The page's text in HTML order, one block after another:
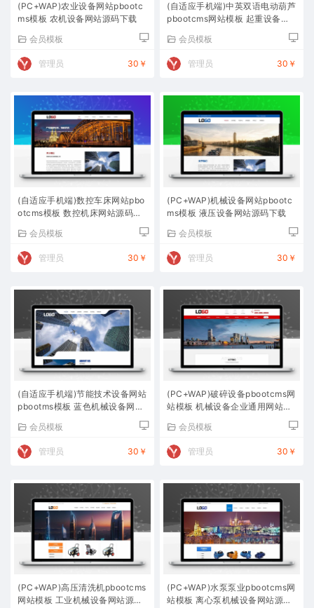
(PC+WAP)农业设备网站pbootc
ms模板 农机设备网站源码下载
会员模板
管理员 30￥
(自适应手机端)中英双语电动葫芦
pbootcms网站模板 起重设备网
会员模板
管理员 30￥
(自适应手机端)数控车床网站pbo
otcms模板 数控机床网站源码下
会员模板
管理员 30￥
(PC+WAP)机械设备网站pbootc
ms模板 液压设备网站源码下载
会员模板
管理员 30￥
(自适应手机端)节能技术设备网站
pbootms模板 蓝色机械设备网站
会员模板
管理员 30￥
(PC+WAP)破碎设备pbootcms网
站模板 机械设备企业通用网站源
会员模板
管理员 30￥
(PC+WAP)高压清洗机pbootcms
网站模板 工业机械设备网站源码
(PC+WAP)水泵泵业pbootcms网
站模板 离心泵机械设备网站源码